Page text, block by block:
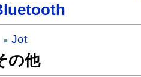
Jot
の他